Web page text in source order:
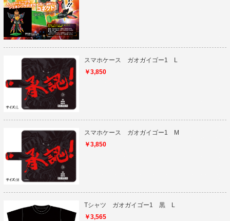
スマホケース ガオガイゴー1 L
￥3,850
スマホケース ガオガイゴー1 M
￥3,850
Tシャツ ガオガイゴー1 黒 L
￥3,565